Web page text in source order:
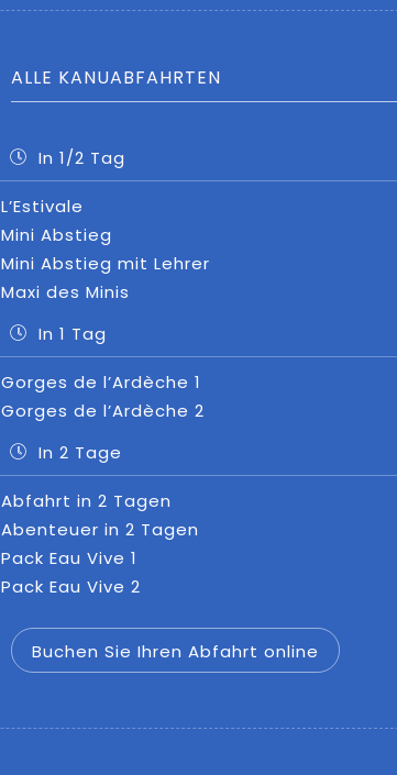
ALLE KANUABFAHRTEN
In 1/2 Tag
L’Estivale
Mini Abstieg
Mini Abstieg mit Lehrer
Maxi des Minis
In 1 Tag
Gorges de l’Ardèche 1
Gorges de l’Ardèche 2
In 2 Tage
Abfahrt in 2 Tagen
Abenteuer in 2 Tagen
Pack Eau Vive 1
Pack Eau Vive 2
Buchen Sie Ihren Abfahrt online